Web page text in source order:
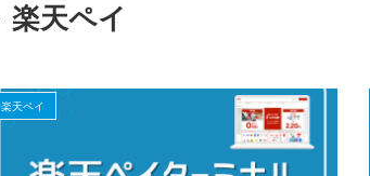
楽天ペイ
楽天ペイ